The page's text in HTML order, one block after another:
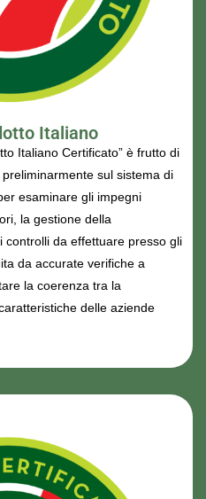
Italiano
Italiano Certificato” è frutto di
sul sistema di
esaminare gli impegni
la gestione della
controlli da effettuare presso gli
da accurate verifiche a
la coerenza tra la
delle aziende